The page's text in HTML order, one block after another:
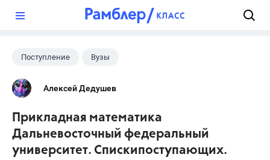
Поступление Вузы
Алексей Дедушев
Прикладная математика
Дальневосточный федеральный
университет. Спискипоступающих.